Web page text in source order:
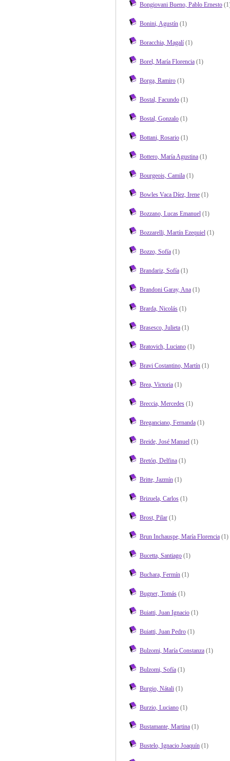
Bongiovani Bueno, Pablo Ernesto
Bonini, Agustín(1)
Boracchia, Magalí(1)
Borel, María Florencia(1)
Borga, Ramiro(1)
Bostal, Facundo(1)
Bostal, Gonzalo(1)
Bottani, Rosario(1)
Bottero, María Agustina(1)
Bourgeois, Camila(1)
Bowles Vaca Díez, Irene(1)
Bozzano, Lucas Emanuel(1)
Bozzarelli, Martín Ezequiel(1)
Bozzo, Sofía(1)
Brandariz, Sofía(1)
Brandoni Garay, Ana(1)
Brarda, Nicolás(1)
Brasesco, Julieta(1)
Bratovich, Luciano(1)
Bravi Costantino, Martín(1)
Brea, Victoria(1)
Breccia, Mercedes(1)
Breganciano, Fernanda(1)
Breide, José Manuel(1)
Bretón, Delfina(1)
Britte, Jazmín(1)
Brizuela, Carlos(1)
Brost, Pilar(1)
Brun Inchauspe, María Florencia(1)
Bucetta, Santiago(1)
Buchara, Fermín(1)
Bugner, Tomás(1)
Buiatti, Juan Ignacio(1)
Buiatti, Juan Pedro(1)
Bulzomi, María Constanza(1)
Bulzomi, Sofía(1)
Burgio, Nátali(1)
Burzio, Luciano(1)
Bustamante, Martina(1)
Bustelo, Ignacio Joaquín(1)